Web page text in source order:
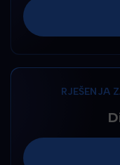
RJEŠENJA